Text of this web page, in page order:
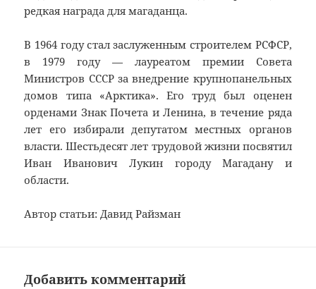
редкая награда для магаданца.
В 1964 году стал заслуженным строителем РСФСР,
в 1979 году — лауреатом премии Совета
Министров СССР за внедрение крупнопанельных
домов типа «Арктика». Его труд был оценен
орденами Знак Почета и Ленина, в течение ряда
лет его избирали депутатом местных органов
власти. Шестьдесят лет трудовой жизни посвятил
Иван Иванович Лукин городу Магадану и
области.
Автор статьи: Давид Райзман
Добавить комментарий